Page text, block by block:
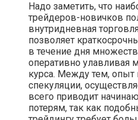
Надо заметить, что
трейдеров-новичков
внутридневная
позволяет
в течение дня
оперативно улавливая
курса. Между тем, опыт
спекуляции,
всего приводит
потерям, так как